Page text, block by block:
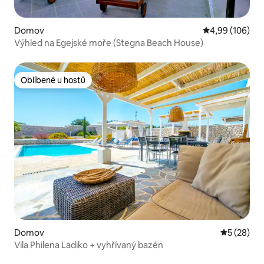
Domov Průměrné
4,99 (106)
Výhled na Egejské moře (Stegna Beach House)
Oblíbené u hostů
Oblíbené u hostů
Domov Průměrné
5 (28)
Vila Philena Ladiko + vyhřívaný bazén